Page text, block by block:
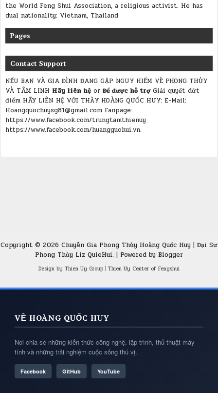
the World Feng Shui Association, a religious activist. He has
dual nationality: Vietnam, Thailand
Pages
Contact Support
NẾU BẠN VÀ GIA ĐÌNH ĐANG GẶP NGUY HIỂM VỀ PHONG THỦY
VÀ TÂM LINH Hãy liên hệ or Để được hỗ trợGiải quyết dứt
điểm HÃY LIÊN HỆ VỚI THẦY HOÀNG QUỐC HUY: E-Mail:
Hoangquochuysg81@gmail.com Fanpage:
https://www.facebook.com/trungtamthienuy
https://www.facebook.com/huangguohui.vn.
Copyright © 2026 Chuyên Gia Phong Thủy Hoàng Quốc Huy | Đại Sư
Phong Thủy Liz QuieHui. | Powered by Blogger
Design by Thien Uy Group Thien Uy Center of Fengshui
VỀ HOÀNG QUỐC HUY
Nơi chia sẻ những kiến thức công nghệ, lập trình, thủ thuật máy
tính và những trải nghiệm cuộc sống thú vị.
Facebook GitHub YouTube